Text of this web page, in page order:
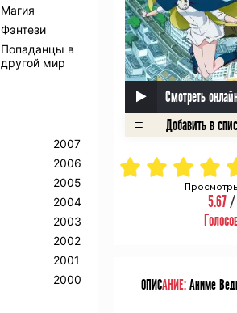
Смотреть
5.67/
ОПИСАНИЕ:Аниме
Магия
Фэнтези
Попаданцы в
другой мир
2007
2006
2005
2004
2003
2002
2001
2000